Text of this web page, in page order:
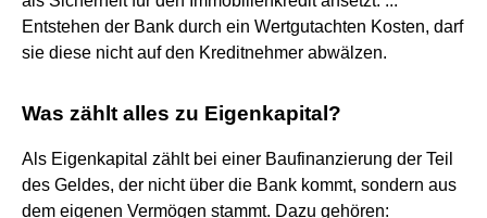
Entstehen der Bank durch ein Wertgutachten Kosten, darf
sie diese nicht auf den Kreditnehmer abwälzen.
Was zählt alles zu Eigenkapital?
Als Eigenkapital zählt bei einer Baufinanzierung der Teil
des Geldes, der nicht über die Bank kommt, sondern aus
dem eigenen Vermögen stammt. Dazu gehören: